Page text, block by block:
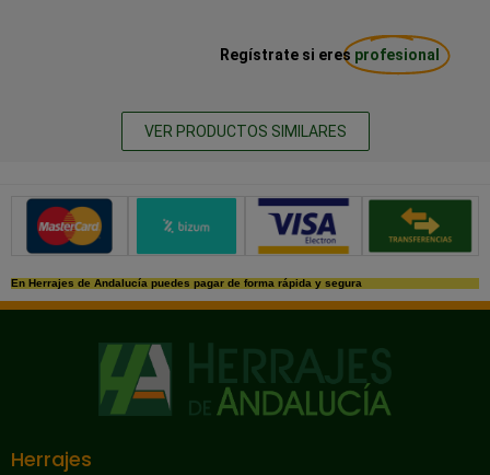
Regístrate si eres profesional
VER PRODUCTOS SIMILARES
Métodos de pago seguros
En Herrajes de Andalucía puedes pagar de forma rápida y segura
Herrajes